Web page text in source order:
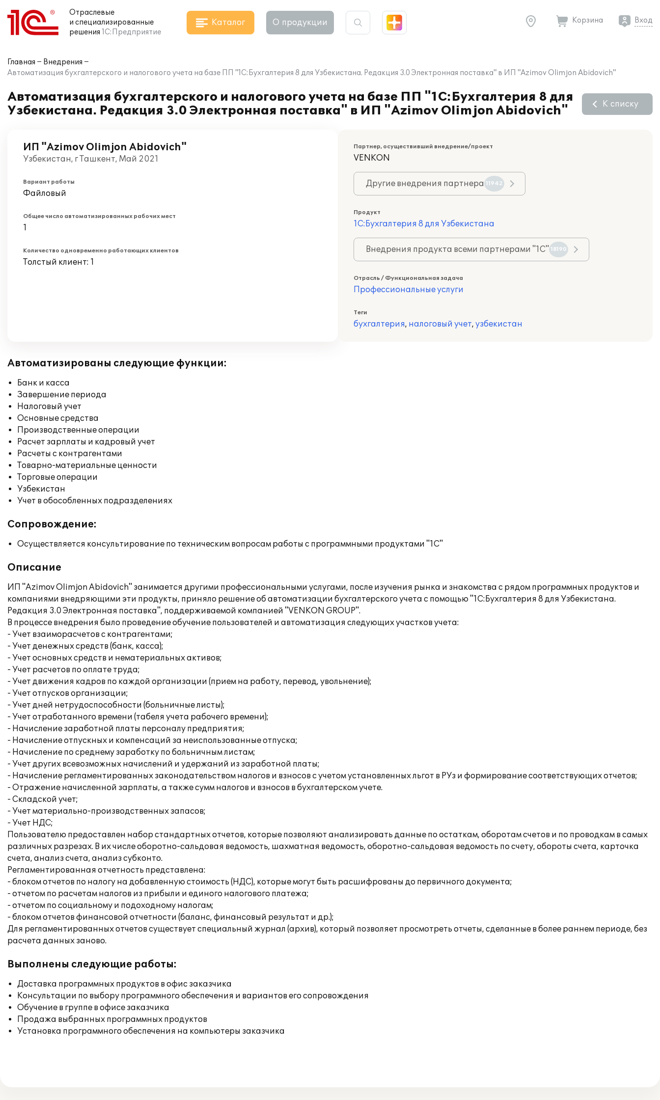
Отраслевые
и специализированные
решения 1С:Предприятие
Каталог О продукции Корзина Вход
Главная
Внедрения
Автоматизация бухгалтерского и налогового учета на базе ПП "1С:Бухгалтерия 8 для Узбекистана. Редакция 3.0 Электронная поставка" в ИП "Azimov Olimjon Abidovich"
Автоматизация бухгалтерского и налогового учета на базе ПП "1С:Бухгалтерия 8 для
Узбекистана. Редакция 3.0 Электронная поставка" в ИП "Azimov Olimjon Abidovich"
К списку
ИП "Azimov Olimjon Abidovich"
Узбекистан, г Ташкент, Май 2021
Вариант работы
Файловый
Общее число автоматизированных рабочих мест
1
Количество одновременно работающих клиентов
Толстый клиент: 1
Партнер, осуществивший внедрение/проект
VENKON
Другие внедрения партнера 11942
Продукт
1С:Бухгалтерия 8 для Узбекистана
Внедрения продукта всеми партнерами "1С" 18190
Отрасль / Функциональная задача
Профессиональные услуги
Теги
бухгалтерия, налоговый учет, узбекистан
Автоматизированы следующие функции:
Банк и касса
Завершение периода
Налоговый учет
Основные средства
Производственные операции
Расчет зарплаты и кадровый учет
Расчеты с контрагентами
Товарно-материальные ценности
Торговые операции
Узбекистан
Учет в обособленных подразделениях
Сопровождение:
Осуществляется консультирование по техническим вопросам работы с программными продуктами "1С"
Описание
ИП "Azimov Olimjon Abidovich" занимается другими профессиональными услугами, после изучения рынка и знакомства с рядом программных продуктов и
компаниями внедряющими эти продукты, приняло решение об автоматизации бухгалтерского учета с помощью "1С:Бухгалтерия 8 для Узбекистана.
Редакция 3.0 Электронная поставка", поддерживаемой компанией "VENKON GROUP".
В процессе внедрения было проведение обучение пользователей и автоматизация следующих участков учета:
- Учет взаиморасчетов с контрагентами;
- Учет денежных средств (банк, касса);
- Учет основных средств и нематериальных активов;
- Учет расчетов по оплате труда;
- Учет движения кадров по каждой организации (прием на работу, перевод, увольнение);
- Учет отпусков организации;
- Учет дней нетрудоспособности (больничные листы);
- Учет отработанного времени (табеля учета рабочего времени);
- Начисление заработной платы персоналу предприятия;
- Начисление отпускных и компенсаций за неиспользованные отпуска;
- Начисление по среднему заработку по больничным листам;
- Учет других всевозможных начислений и удержаний из заработной платы;
- Начисление регламентированных законодательством налогов и взносов с учетом установленных льгот в РУз и формирование соответствующих отчетов;
- Отражение начисленной зарплаты, а также сумм налогов и взносов в бухгалтерском учете.
- Складской учет;
- Учет материально-производственных запасов;
- Учет НДС;
Пользователю предоставлен набор стандартных отчетов, которые позволяют анализировать данные по остаткам, оборотам счетов и по проводкам в самых
различных разрезах. В их числе оборотно-сальдовая ведомость, шахматная ведомость, оборотно-сальдовая ведомость по счету, обороты счета, карточка
счета, анализ счета, анализ субконто.
Регламентированная отчетность представлена:
- блоком отчетов по налогу на добавленную стоимость (НДС), которые могут быть расшифрованы до первичного документа;
- отчетом по расчетам налогов из прибыли и единого налогового платежа;
- отчетом по социальному и подоходному налогам;
- блоком отчетов финансовой отчетности (баланс, финансовый результат и др.);
Для регламентированных отчетов существует специальный журнал (архив), который позволяет просмотреть отчеты, сделанные в более раннем периоде, без
расчета данных заново.
Выполнены следующие работы:
Доставка программных продуктов в офис заказчика
Консультации по выбору программного обеспечения и вариантов его сопровождения
Обучение в группе в офисе заказчика
Продажа выбранных программных продуктов
Установка программного обеспечения на компьютеры заказчика